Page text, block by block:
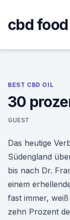
content
cbd
BEST CBD OIL
30
GUEST
Das heutige
Südengland
bis nach Dr.
einem
fast immer,
zehn Prozent